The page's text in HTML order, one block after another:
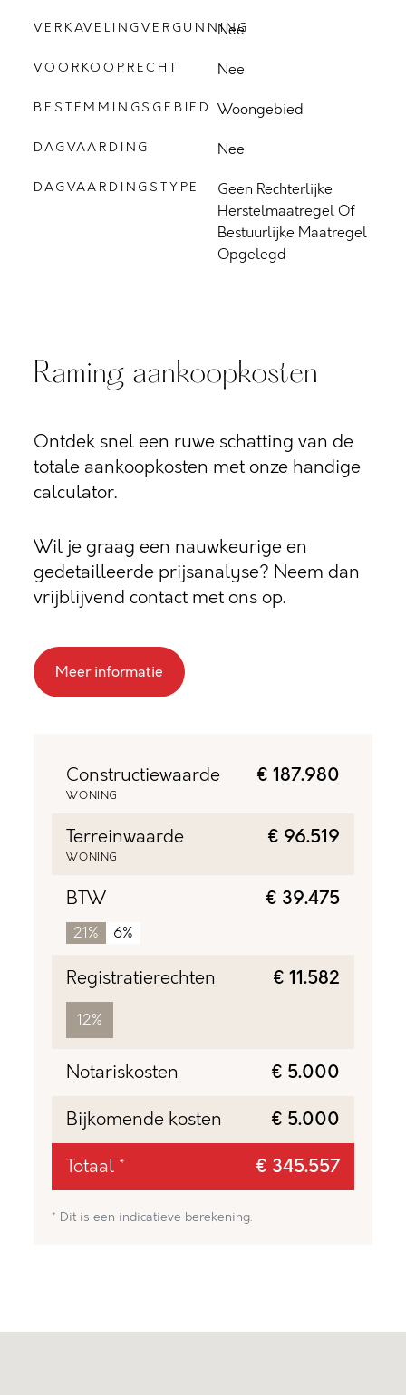
VERKAVELINGVERGUNNING
Nee
VOORKOOPRECHT Nee
BESTEMMINGSGEBIED Woongebied
DAGVAARDING Nee
DAGVAARDINGSTYPE
Geen Rechterlijke
Herstelmaatregel Of
Bestuurlijke Maatregel
Opgelegd
Raming aankoopkosten
Ontdek snel een ruwe schatting van de
totale aankoopkosten met onze handige
calculator.
Wil je graag een nauwkeurige en
gedetailleerde prijsanalyse? Neem dan
vrijblijvend contact met ons op.
Meer informatie
Constructiewaarde
WONING
€ 187.980
Terreinwaarde
WONING
€ 96.519
BTW
21% 6%
€ 39.475
Registratierechten
12%
€ 11.582
Notariskosten
€ 5.000
Bijkomende kosten
€ 5.000
Totaal *
€ 345.557
* Dit is een indicatieve berekening.